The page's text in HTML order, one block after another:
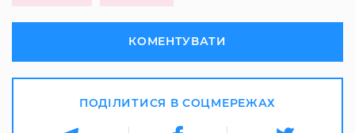
КОМЕНТУВАТИ
ПОДІЛИТИСЯ В СОЦМЕРЕЖАХ